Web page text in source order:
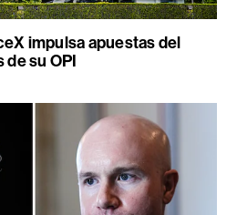
impulsa apuestas del
su OPI